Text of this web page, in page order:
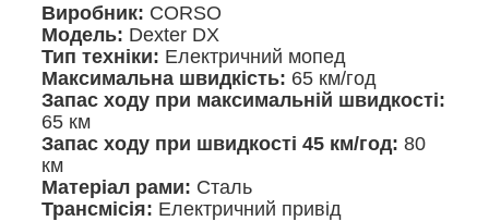
Виробник: CORSO
Модель: Dexter DX
Тип техніки: Електричний мопед
Максимальна швидкість: 65 км/год
Запас ходу при максимальній швидкості:
65 км
Запас ходу при швидкості 45 км/год: 80
км
Матеріал рами: Сталь
Трансмісія: Електричний привід